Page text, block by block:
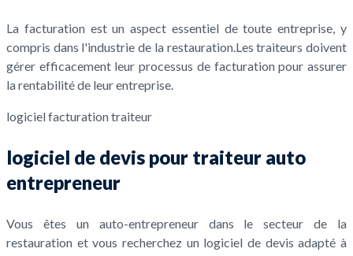
La facturation est un aspect essentiel de toute entreprise, y
compris dans l'industrie de la restauration.Les traiteurs doivent
gérer efficacement leur processus de facturation pour assurer
la rentabilité de leur entreprise.
logiciel facturation traiteur
logiciel de devis pour traiteur auto
entrepreneur
Vous êtes un auto-entrepreneur dans le secteur de la
restauration et vous recherchez un logiciel de devis adapté à